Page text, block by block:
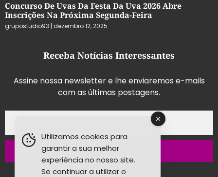
Concurso De Uvas Da Festa Da Uva 2026 Abre
Inscrições Na Próxima Segunda-Feira
grupostudio93 dezembro 12, 2025
Receba Notícias Interessantes
Assine nossa newsletter e lhe enviaremos e-mails
com as últimas postagens.
Inscrever-se
Utilizamos cookies para
garantir a sua melhor
experiência no nosso site.
Se continuar a utilizar o